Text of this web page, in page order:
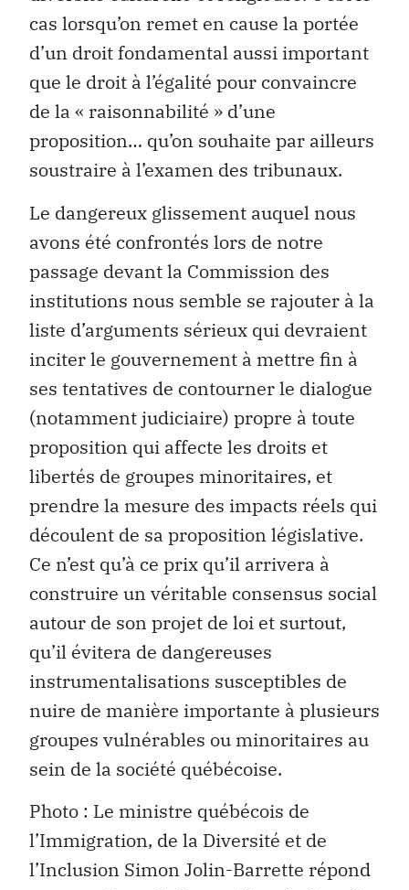
cas lorsqu’on remet en cause la portée
d’un droit fondamental aussi important
que le droit à l’égalité pour convaincre
de la « raisonnabilité » d’une
proposition… qu’on souhaite par ailleurs
soustraire à l’examen des tribunaux.
Le dangereux glissement auquel nous
avons été confrontés lors de notre
passage devant la Commission des
institutions nous semble se rajouter à la
liste d’arguments sérieux qui devraient
inciter le gouvernement à mettre fin à
ses tentatives de contourner le dialogue
(notamment judiciaire) propre à toute
proposition qui affecte les droits et
libertés de groupes minoritaires, et
prendre la mesure des impacts réels qui
découlent de sa proposition législative.
Ce n’est qu’à ce prix qu’il arrivera à
construire un véritable consensus social
autour de son projet de loi et surtout,
qu’il évitera de dangereuses
instrumentalisations susceptibles de
nuire de manière importante à plusieurs
groupes vulnérables ou minoritaires au
sein de la société québécoise.
Photo : Le ministre québécois de
l’Immigration, de la Diversité et de
l’Inclusion Simon Jolin-Barrette répond